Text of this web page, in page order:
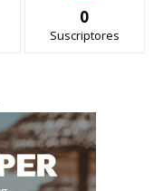
0
Suscriptores